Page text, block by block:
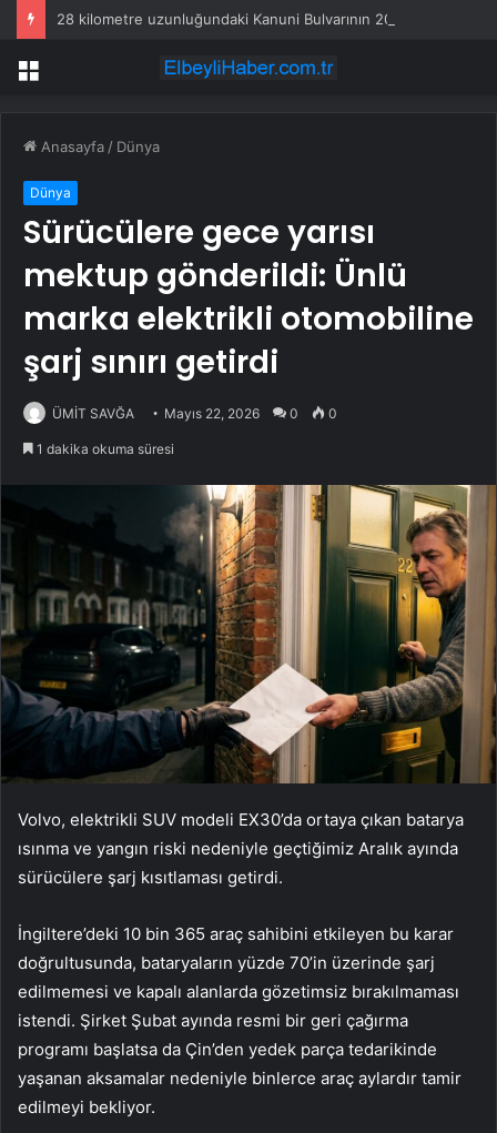
Menü
Anasayfa / Dünya
Dünya
Sürücülere gece yarısı
mektup gönderildi: Ünlü
marka elektrikli otomobiline
şarj sınırı getirdi
ÜMİT SAVĞA Mayıs 22, 2026 0 0
1 dakika okuma süresi
Volvo, elektrikli SUV modeli EX30’da ortaya çıkan batarya
ısınma ve yangın riski nedeniyle geçtiğimiz Aralık ayında
sürücülere şarj kısıtlaması getirdi.
İngiltere’deki 10 bin 365 araç sahibini etkileyen bu karar
doğrultusunda, bataryaların yüzde 70’in üzerinde şarj
edilmemesi ve kapalı alanlarda gözetimsiz bırakılmaması
istendi. Şirket Şubat ayında resmi bir geri çağırma
programı başlatsa da Çin’den yedek parça tedarikinde
yaşanan aksamalar nedeniyle binlerce araç aylardır tamir
edilmeyi bekliyor.